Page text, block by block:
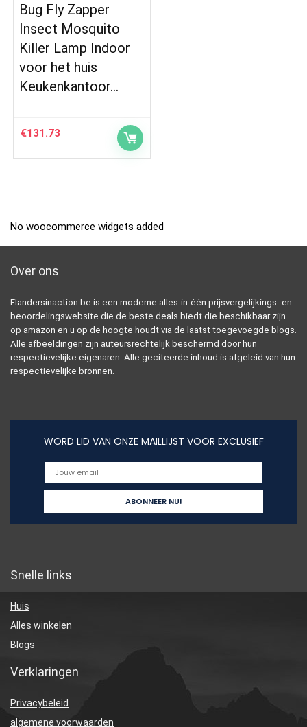
Bug Fly Zapper
Insect Mosquito
Killer Lamp Indoor
voor het huis
Keukenkantoor…
€131.73
No woocommerce widgets added
Over ons
Flandersinaction.be is een moderne alles-in-één prijsvergelijkings- en
beoordelingswebsite die de beste deals biedt die beschikbaar zijn
op amazon en u op de hoogte houdt via de laatst toegevoegde blogs.
Alle afbeeldingen zijn auteursrechtelijk beschermd door hun
respectievelijke eigenaren. Alle geciteerde inhoud is afgeleid van hun
respectievelijke bronnen.
WORD LID VAN ONZE MAILLIJST VOOR EXCLUSIEF
Snelle links
Huis
Alles winkelen
Blogs
Verklaringen
Privacybeleid
algemene voorwaarden